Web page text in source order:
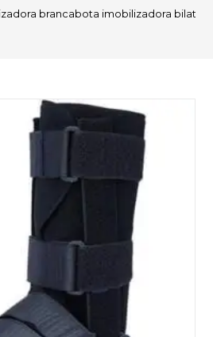
brancabota imobilizadora